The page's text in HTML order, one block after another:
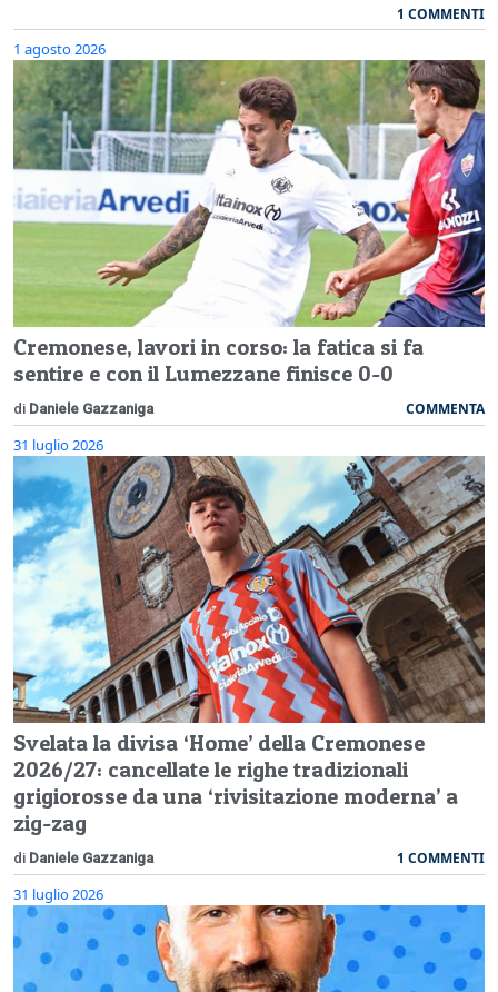
1 COMMENTI
1 agosto 2026
Cremonese, lavori in corso: la fatica si fa
sentire e con il Lumezzane finisce 0-0
di Daniele Gazzaniga COMMENTA
31 luglio 2026
Svelata la divisa ‘Home’ della Cremonese
2026/27: cancellate le righe tradizionali
grigiorosse da una ‘rivisitazione moderna’ a
zig-zag
di Daniele Gazzaniga 1 COMMENTI
31 luglio 2026